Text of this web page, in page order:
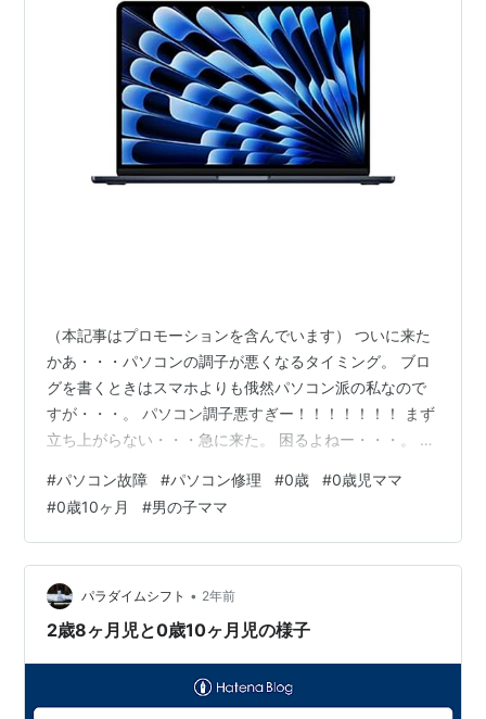
（本記事はプロモーションを含んでいます） ついに来た
かあ・・・パソコンの調子が悪くなるタイミング。 ブロ
グを書くときはスマホよりも俄然パソコン派の私なので
すが・・・。 パソコン調子悪すぎー！！！！！！！ まず
立ち上がらない・・・急に来た。 困るよねー・・・。 今
ンは重たくて重たくて・・・。 さて、どうしたものか。
いつものパソコンは中古で買ったもので。 前回も中古で
買って同じく2年半くらいで壊れたんだよなあ。 修理に
出す？新しいの買う？また中古で買う？ いやあ、なるべ
く予算低めで。 しばらくはこの重たいパソコンを使う
か？？？ はあー。困った困っ…
#パソコン故障 #パソコン修理 #0歳 #0歳児ママ
#0歳10ヶ月 #男の子ママ
パラダイムシフト • 2年前
2歳8ヶ月児と0歳10ヶ月児の様子